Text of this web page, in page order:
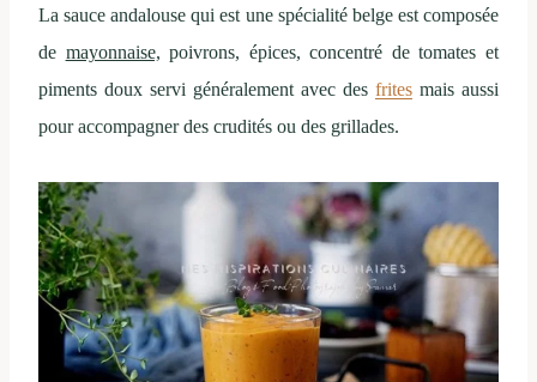
La sauce andalouse qui est une spécialité belge est composée
de mayonnaise, poivrons, épices, concentré de tomates et
piments doux servi généralement avec des frites mais aussi
pour accompagner des crudités ou des grillades.